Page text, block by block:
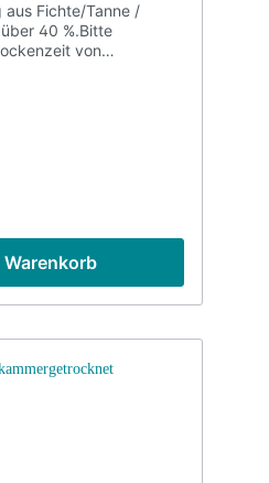
aus Fichte/Tanne /
40 %.Bitte
von
Warenkorb